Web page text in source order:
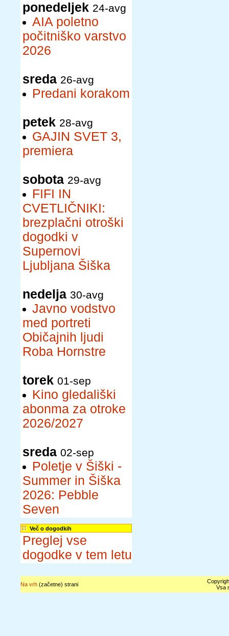
ponedeljek 24-avg
AIA poletno
počitniško varstvo
2026
sreda 26-avg
Predani korakom
petek 28-avg
GAJIN SVET 3,
premiera
sobota 29-avg
FIFI IN
CVETLIČNIKI:
brezplačni otroški
dogodki v
Supernovi
Ljubljana Šiška
nedelja 30-avg
Javno vodstvo
med portreti
Običajnih ljudi
Roba Hornstre
torek 01-sep
Kino gledališki
abonma za otroke
2026/2027
sreda 02-sep
Poletje v Šiški -
Summer in Šiška
2026: Pebble
Seven
Več o dogodkih
Preglej vse
dogodke v tem letu
Na vrh(začetne) strani
Vsa